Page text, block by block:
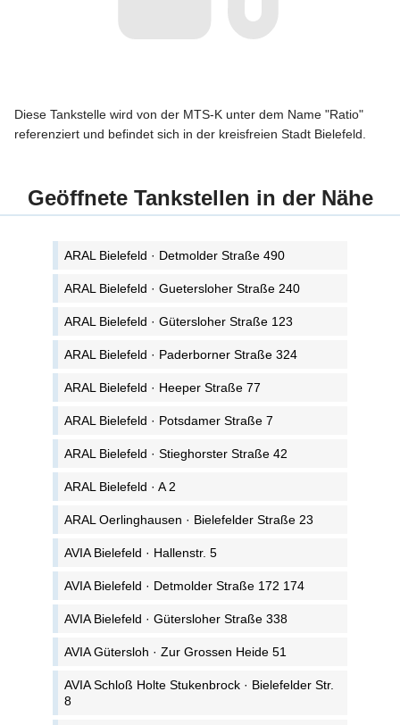
Diese Tankstelle wird von der MTS-K unter dem Name "Ratio"
referenziert und befindet sich in der kreisfreien Stadt Bielefeld.
Geöffnete Tankstellen in der Nähe
ARAL Bielefeld · Detmolder Straße 490
ARAL Bielefeld · Guetersloher Straße 240
ARAL Bielefeld · Gütersloher Straße 123
ARAL Bielefeld · Paderborner Straße 324
ARAL Bielefeld · Heeper Straße 77
ARAL Bielefeld · Potsdamer Straße 7
ARAL Bielefeld · Stieghorster Straße 42
ARAL Bielefeld · A 2
ARAL Oerlinghausen · Bielefelder Straße 23
AVIA Bielefeld · Hallenstr. 5
AVIA Bielefeld · Detmolder Straße 172 174
AVIA Bielefeld · Gütersloher Straße 338
AVIA Gütersloh · Zur Grossen Heide 51
AVIA Schloß Holte Stukenbrock · Bielefelder Str.
8